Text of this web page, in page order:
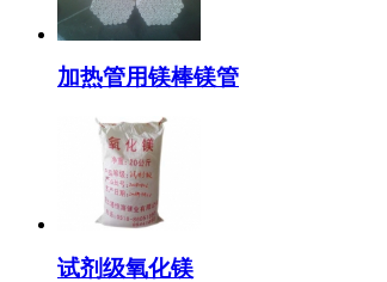
加热管用镁棒镁管
试剂级氧化镁